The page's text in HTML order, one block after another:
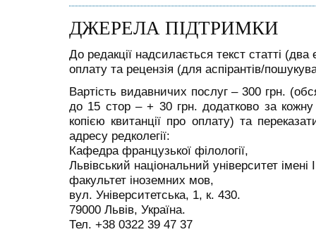
ДЖЕРЕЛА ПІДТРИМКИ
До редакції надсилається текст статті (два
оплату та рецензія (для аспірантів/
Вартість видавничих послуг – 300 грн.
до 15 стор – + 30 грн. додатково за кожну
копією квитанції про оплату) та
адресу редколегії:
Кафедра французької філології,
Львівський національний університет
факультет іноземних мов,
вул. Університетська, 1, к. 430.
79000 Львів, Україна.
Тел. +38 0322 39 47 37